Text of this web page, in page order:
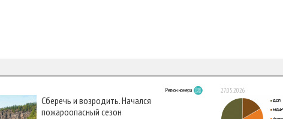
Регион номера
Сберечь и возродить. Начался
пожароопасный сезон
27.05.2026